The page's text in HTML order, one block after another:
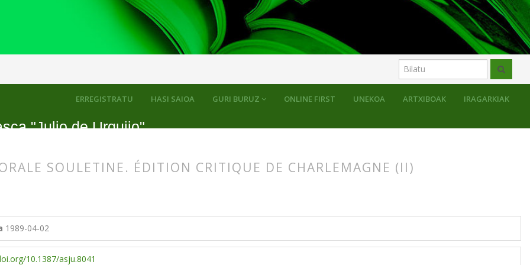
GURI BURUZ ONLINE FIRST UNEKOA ARTXIBOAK IRAGARKIAK
ERREGISTRATU HASI SAIOA
"Julio de Urquijo"
SOULETINE. ÉDITION CRITIQUE DE CHARLEMAGNE (II)
1989-04-02
10.1387/asju.8041